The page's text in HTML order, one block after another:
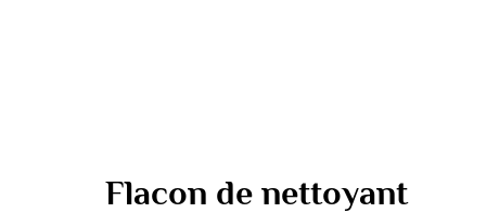
Flacon de nettoyant